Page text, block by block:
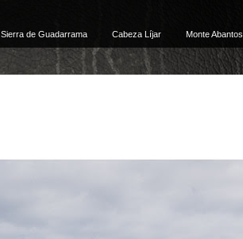
Sierra de Guadarrama Cabeza Líjar Monte Abantos